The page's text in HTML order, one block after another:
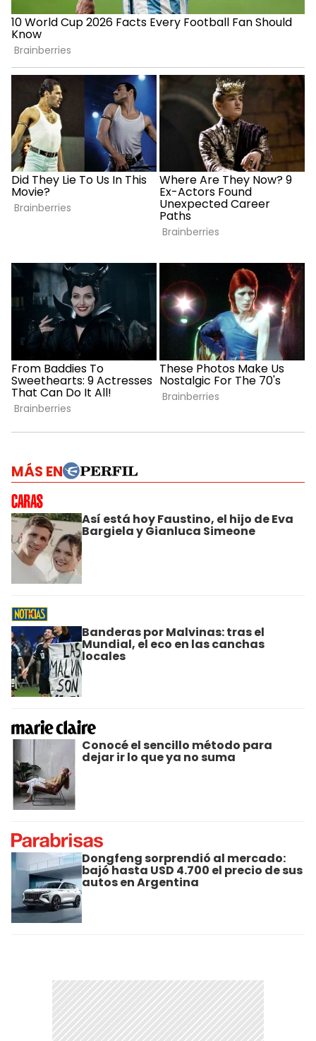
MÁS EN
Así está hoy Faustino, el hijo de Eva
Bargiela y Gianluca Simeone
Banderas por Malvinas: tras el
Mundial, el eco en las canchas
locales
Conocé el sencillo método para
dejar ir lo que ya no suma
Dongfeng sorprendió al mercado:
bajó hasta USD 4.700 el precio de sus
autos en Argentina